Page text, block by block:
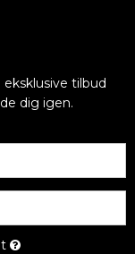
tilbud
dig igen.